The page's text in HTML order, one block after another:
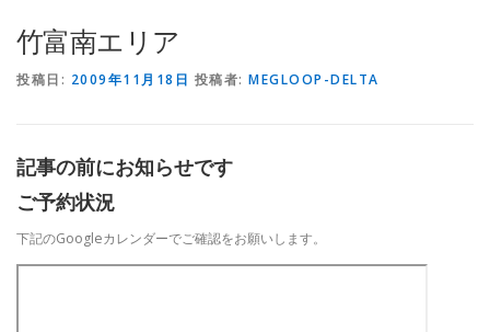
竹富南エリア
投稿日: 2009年11月18日 投稿者: MEGLOOP-DELTA
記事の前にお知らせです
ご予約状況
下記のGoogleカレンダーでご確認をお願いします。